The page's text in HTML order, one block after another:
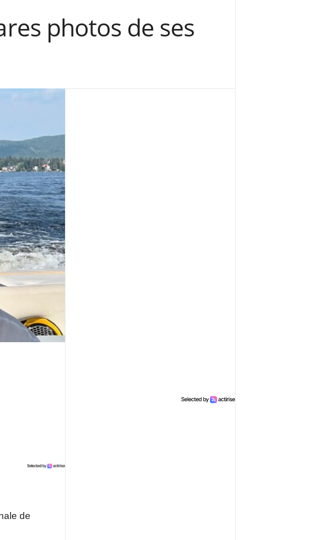
photos de ses
de